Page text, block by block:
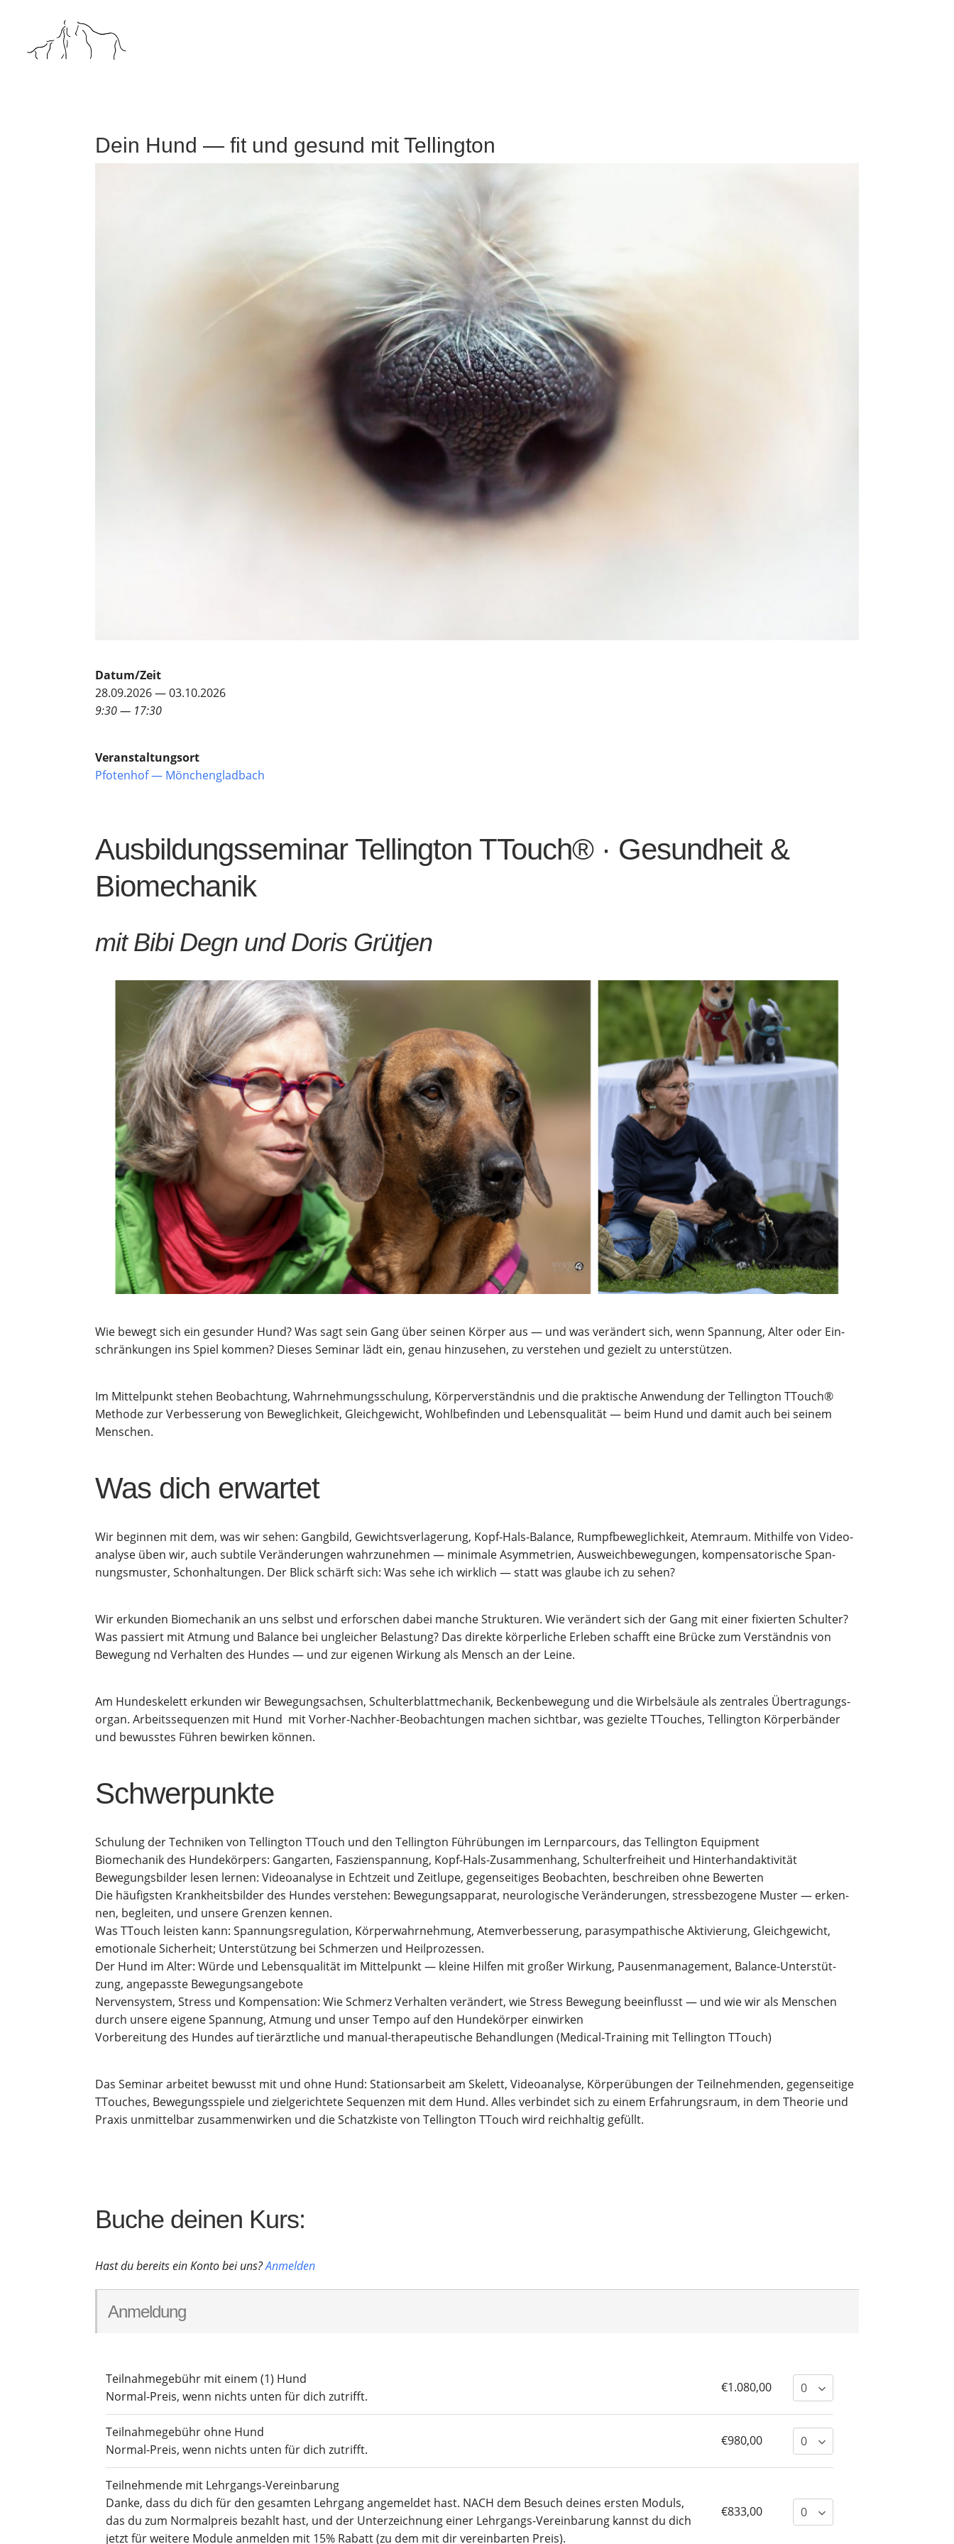
Dein Hund — fit und gesund mit Tellington
Datum/Zeit
28.09.2026 — 03.10.2026
9:30 — 17:30
Ver­an­stal­tungs­ort
Pfo­ten­hof — Mönchengladbach
Aus­bil­dungs­se­mi­nar Tel­ling­ton TTouch® · Gesund­heit &
Biomechanik
mit Bibi Degn und Doris Grütjen
Wie bewegt sich ein gesun­der Hund? Was sagt sein Gang über sei­nen Kör­per aus — und was ver­än­dert sich, wenn Span­nung, Alter oder Ein­
schrän­kun­gen ins Spiel kom­men? Die­ses Semi­nar lädt ein, genau hin­zu­se­hen, zu ver­ste­hen und gezielt zu unterstützen.
Im Mit­tel­punkt ste­hen Beob­ach­tung, Wahr­neh­mungs­schu­lung, Kör­per­ver­ständ­nis und die prak­ti­sche Anwen­dung der Tel­ling­ton TTouch®
Metho­de zur Ver­bes­se­rung von Beweg­lich­keit, Gleich­ge­wicht, Wohl­be­fin­den und Lebens­qua­li­tät — beim Hund und damit auch bei sei­nem
Menschen.
Was dich erwartet
Wir begin­nen mit dem, was wir sehen: Gang­bild, Gewichts­ver­la­ge­rung, Kopf-Hals-Balan­ce, Rumpf­be­weg­lich­keit, Atem­raum. Mit­hil­fe von Video­
ana­ly­se üben wir, auch sub­ti­le Ver­än­de­run­gen wahr­zu­neh­men — mini­ma­le Asym­me­trien, Aus­weich­be­we­gun­gen, kom­pen­sa­to­ri­sche Span­
nungs­mus­ter, Schon­hal­tun­gen. Der Blick schärft sich: Was sehe ich wirk­lich — statt was glau­be ich zu sehen?
Wir erkun­den Bio­me­cha­nik an uns selbst und erfor­schen dabei man­che Struk­tu­ren. Wie ver­än­dert sich der Gang mit einer fixier­ten Schul­ter?
Was pas­siert mit Atmung und Balan­ce bei unglei­cher Belas­tung? Das direk­te kör­per­li­che Erle­ben schafft eine Brü­cke zum Ver­ständ­nis von
Bewe­gung nd Ver­hal­ten des Hun­des — und zur eige­nen Wir­kung als Mensch an der Leine.
Am Hun­de­ske­lett erkun­den wir Bewe­gungs­ach­sen, Schul­ter­blatt­me­cha­nik, Becken­be­we­gung und die Wir­bel­säu­le als zen­tra­les Über­tra­gungs­
or­gan. Arbeits­se­quen­zen mit Hund mit Vor­her-Nach­her-Beob­ach­tun­gen machen sicht­bar, was geziel­te TTou­ch­es, Tel­ling­ton Kör­per­bän­der
und bewuss­tes Füh­ren bewir­ken können.
Schwer­punk­te
Schu­lung der Tech­ni­ken von Tel­ling­ton TTouch und den Tel­ling­ton Führ­übun­gen im Lern­par­cours, das Tel­ling­ton Equipment
Bio­me­cha­nik des Hun­de­kör­pers: Gang­ar­ten, Fas­zi­en­span­nung, Kopf-Hals-Zusam­men­hang, Schul­ter­frei­heit und Hinterhandaktivität
Bewe­gungs­bil­der lesen ler­nen: Video­ana­ly­se in Echt­zeit und Zeit­lu­pe, gegen­sei­ti­ges Beob­ach­ten, beschrei­ben ohne Bewerten
Die häu­figs­ten Krank­heits­bil­der des Hun­des ver­ste­hen: Bewe­gungs­ap­pa­rat, neu­ro­lo­gi­sche Ver­än­de­run­gen, stress­be­zo­ge­ne Mus­ter — erken­
nen, beglei­ten, und unse­re Gren­zen kennen.
Was TTouch leis­ten kann: Span­nungs­re­gu­la­ti­on, Kör­per­wahr­neh­mung, Atem­ver­bes­se­rung, para­sym­pa­thi­sche Akti­vie­rung, Gleich­ge­wicht,
emo­tio­na­le Sicher­heit; Unter­stüt­zung bei Schmer­zen und Heilprozessen.
Der Hund im Alter: Wür­de und Lebens­qua­li­tät im Mit­tel­punkt — klei­ne Hil­fen mit gro­ßer Wir­kung, Pau­sen­ma­nage­ment, Balan­ce-Unter­stüt­
zung, ange­pass­te Bewegungsangebote
Ner­ven­sys­tem, Stress und Kom­pen­sa­ti­on: Wie Schmerz Ver­hal­ten ver­än­dert, wie Stress Bewe­gung beein­flusst — und wie wir als Men­schen
durch unse­re eige­ne Span­nung, Atmung und unser Tem­po auf den Hun­de­kör­per einwirken
Vor­be­rei­tung des Hun­des auf tier­ärzt­li­che und manu­al-the­ra­peu­ti­sche Behand­lun­gen (Medi­cal-Trai­ning mit Tel­ling­ton TTouch)
Das Semi­nar arbei­tet bewusst mit und ohne Hund: Sta­ti­ons­ar­beit am Ske­lett, Video­ana­ly­se, Kör­per­übun­gen der Teil­neh­men­den, gegen­sei­ti­ge
TTou­ch­es, Bewe­gungs­spie­le und ziel­ge­rich­te­te Sequen­zen mit dem Hund. Alles ver­bin­det sich zu einem Erfah­rungs­raum, in dem Theo­rie und
Pra­xis unmit­tel­bar zusam­men­wir­ken und die Schatz­kis­te von Tel­ling­ton TTouch wird reich­hal­tig gefüllt.
Buche dei­nen Kurs:
Hast du bereits ein Kon­to bei uns?Anmel­den
Anmel­dung
Teil­nah­me­ge­bühr mit einem (1) Hund
Nor­mal-Preis, wenn nichts unten für dich zutrifft.
€1.080,00
Teil­nah­me­ge­bühr ohne Hund
Nor­mal-Preis, wenn nichts unten für dich zutrifft.
€980,00
Teil­neh­men­de mit Lehr­gangs-Ver­ein­ba­rung
Dan­ke, dass du dich für den gesam­ten Lehr­gang ange­mel­det hast. NACH dem Besuch dei­nes ers­ten Moduls,
das du zum Nor­mal­preis bezahlt hast, und der Unter­zeich­nung einer Lehr­gangs-Ver­ein­ba­rung kannst du dich
jetzt für wei­te­re Modu­le anmel­den mit 15% Rabatt (zu dem mit dir ver­ein­bar­ten Preis).
€833,00